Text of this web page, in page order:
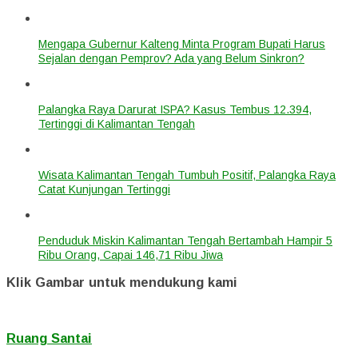
Mengapa Gubernur Kalteng Minta Program Bupati Harus
Sejalan dengan Pemprov? Ada yang Belum Sinkron?
Palangka Raya Darurat ISPA? Kasus Tembus 12.394,
Tertinggi di Kalimantan Tengah
Wisata Kalimantan Tengah Tumbuh Positif, Palangka Raya
Catat Kunjungan Tertinggi
Penduduk Miskin Kalimantan Tengah Bertambah Hampir 5
Ribu Orang, Capai 146,71 Ribu Jiwa
Klik Gambar untuk mendukung kami
Ruang Santai